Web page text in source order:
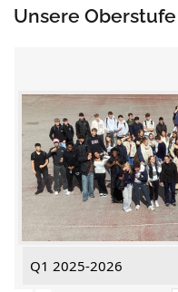
Unsere Oberstufe
Q1 2025-2026